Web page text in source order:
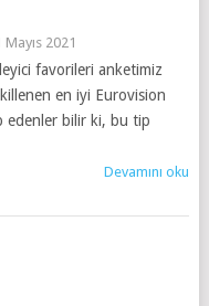
Mayıs 2021
favorileri anketimiz
en iyi Eurovision
edenler bilir ki, bu tip
Devamını oku